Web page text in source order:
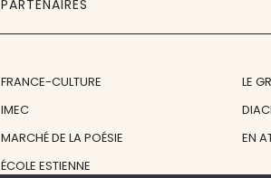
PARTENAIRES
FRANCE-CULTURE
IMEC
MARCHÉ DE LA POÉSIE
ÉCOLE ESTIENNE
LE
EN